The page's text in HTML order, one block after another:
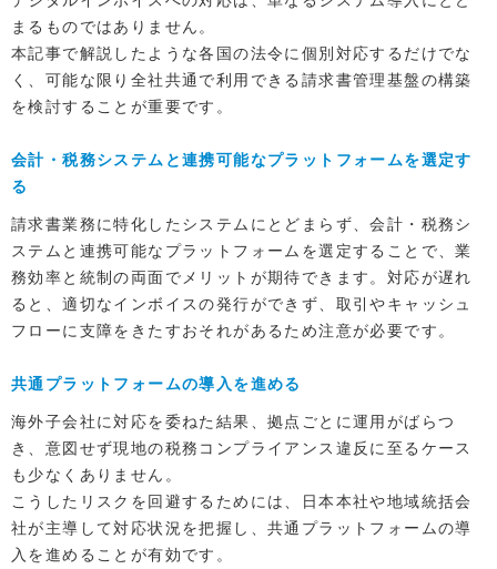
まるものではありません。
本記事で解説したような各国の法令に個別対応するだけでな
く、可能な限り全社共通で利用できる請求書管理基盤の構築
を検討することが重要です。
会計・税務システムと連携可能なプラットフォームを選定す
る
請求書業務に特化したシステムにとどまらず、会計・税務シ
ステムと連携可能なプラットフォームを選定することで、業
務効率と統制の両面でメリットが期待できます。対応が遅れ
ると、適切なインボイスの発行ができず、取引やキャッシュ
フローに支障をきたすおそれがあるため注意が必要です。
共通プラットフォームの導入を進める
海外子会社に対応を委ねた結果、拠点ごとに運用がばらつ
き、意図せず現地の税務コンプライアンス違反に至るケース
も少なくありません。
こうしたリスクを回避するためには、日本本社や地域統括会
社が主導して対応状況を把握し、共通プラットフォームの導
入を進めることが有効です。